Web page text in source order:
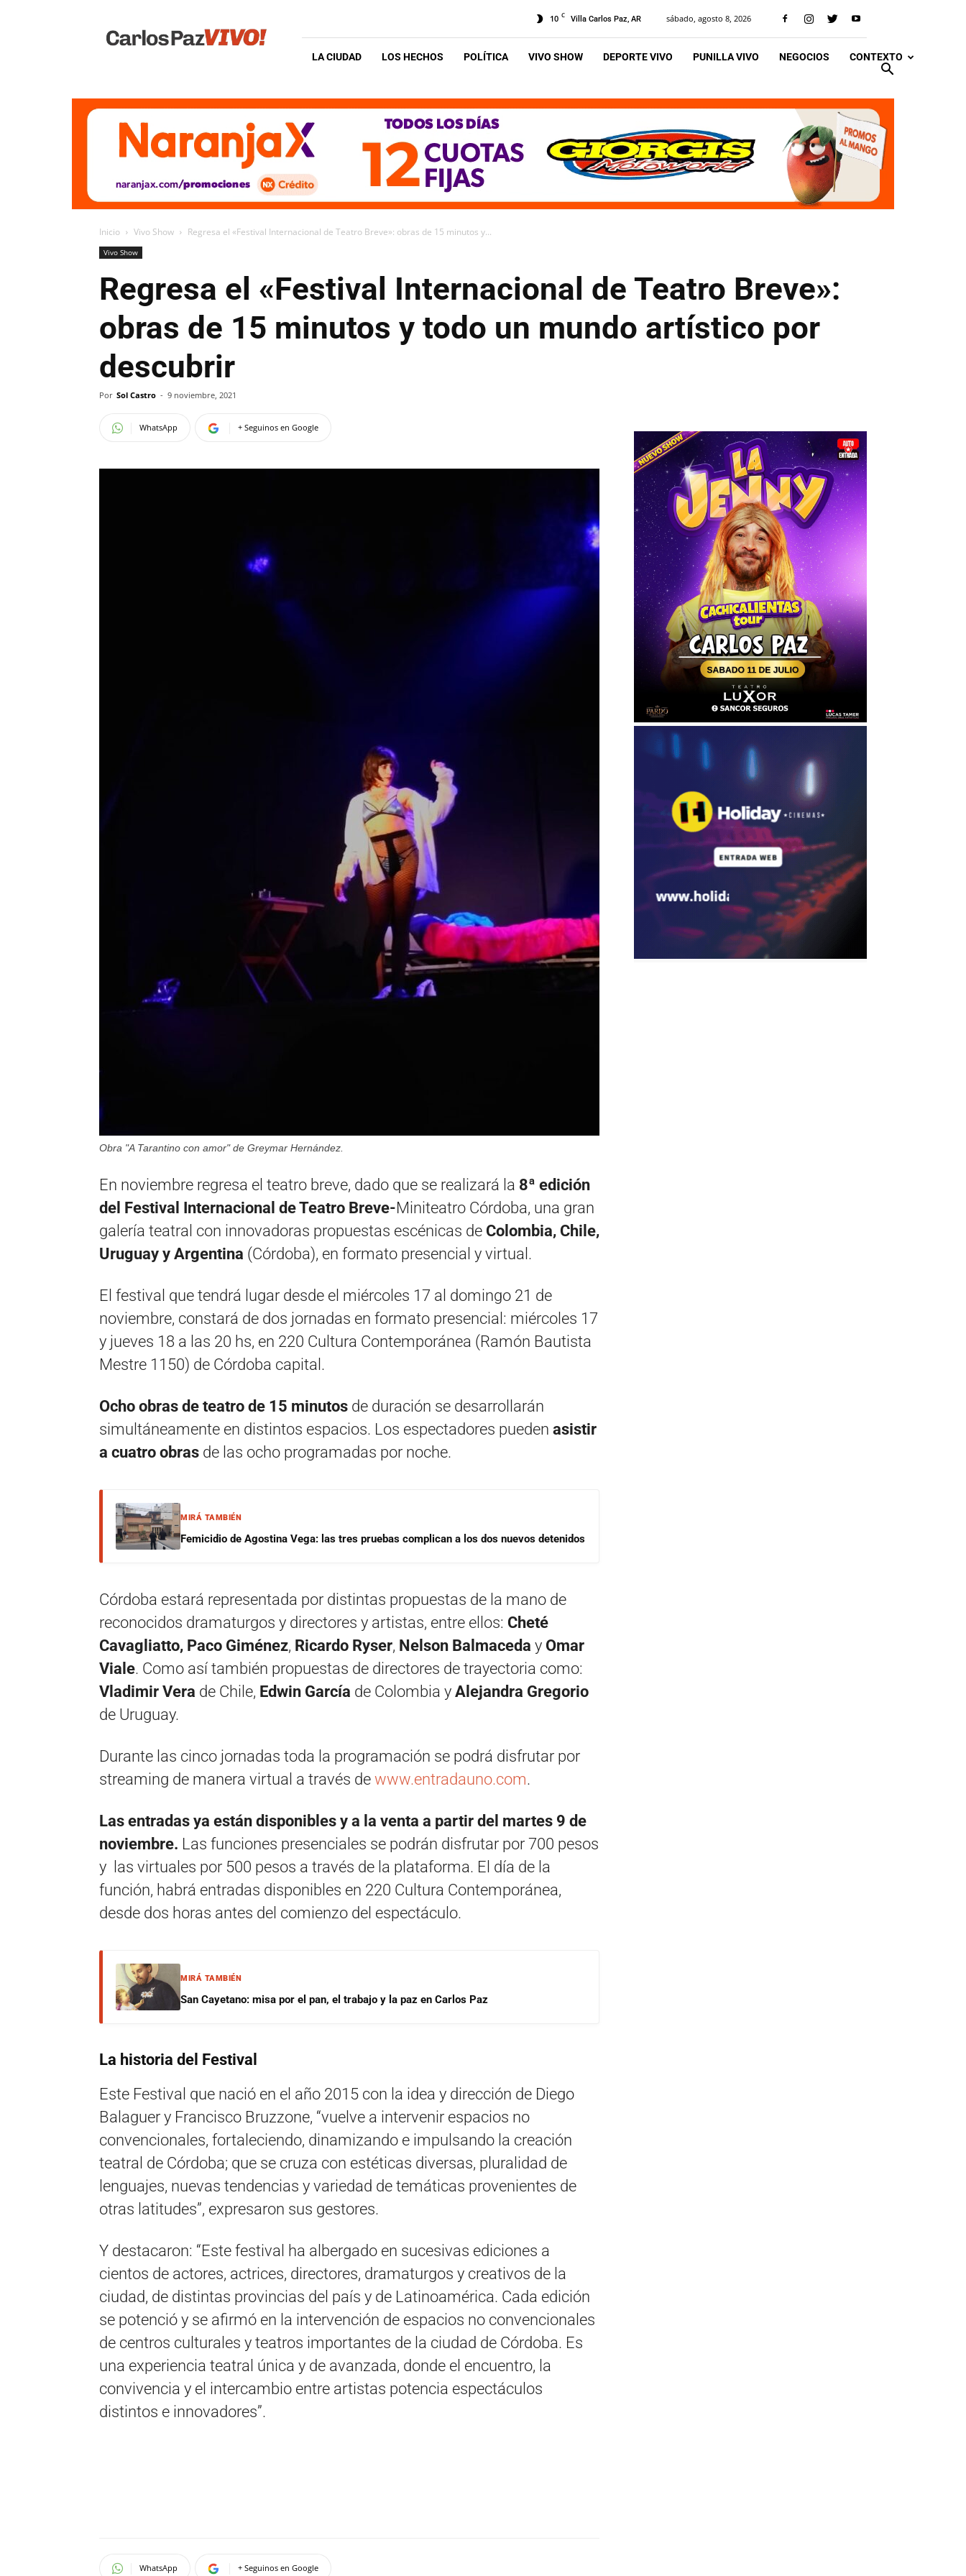
Vivo
10 C Villa Carlos Paz, AR sábado, agosto 8, 2026
LA CIUDAD LOS HECHOS POLÍTICA VIVO SHOW DEPORTE VIVO PUNILLA VIVO NEGOCIOS CONTEXTO
Inicio Vivo Show Regresa el «Festival Internacional de Teatro Breve»: obras de 15 minutos y...
Vivo Show
Regresa el «Festival Internacional de Teatro Breve»:
obras de 15 minutos y todo un mundo artístico por
descubrir
Por Sol Castro - 9 noviembre, 2021
WhatsApp + Seguinos en Google
Obra "A Tarantino con amor" de Greymar Hernández.
En noviembre regresa el teatro breve, dado que se realizará la 8ª edición
del Festival Internacional de Teatro Breve-Miniteatro Córdoba, una gran
galería teatral con innovadoras propuestas escénicas de Colombia, Chile,
Uruguay y Argentina (Córdoba), en formato presencial y virtual.
El festival que tendrá lugar desde el miércoles 17 al domingo 21 de
noviembre, constará de dos jornadas en formato presencial: miércoles 17
y jueves 18 a las 20 hs, en 220 Cultura Contemporánea (Ramón Bautista
Mestre 1150) de Córdoba capital.
Ocho obras de teatro de 15 minutos de duración se desarrollarán
simultáneamente en distintos espacios. Los espectadores pueden asistir
a cuatro obras de las ocho programadas por noche.
MIRÁ TAMBIÉN
Femicidio de Agostina Vega: las tres pruebas complican a los dos nuevos detenidos
Córdoba estará representada por distintas propuestas de la mano de
reconocidos dramaturgos y directores y artistas, entre ellos: Cheté
Cavagliatto, Paco Giménez, Ricardo Ryser, Nelson Balmaceda y Omar
Viale. Como así también propuestas de directores de trayectoria como:
Vladimir Vera de Chile, Edwin García de Colombia y Alejandra Gregorio
de Uruguay.
Durante las cinco jornadas toda la programación se podrá disfrutar por
streaming de manera virtual a través de www.entradauno.com.
Las entradas ya están disponibles y a la venta a partir del martes 9 de
noviembre. Las funciones presenciales se podrán disfrutar por 700 pesos
y las virtuales por 500 pesos a través de la plataforma. El día de la
función, habrá entradas disponibles en 220 Cultura Contemporánea,
desde dos horas antes del comienzo del espectáculo.
MIRÁ TAMBIÉN
San Cayetano: misa por el pan, el trabajo y la paz en Carlos Paz
La historia del Festival
Este Festival que nació en el año 2015 con la idea y dirección de Diego
Balaguer y Francisco Bruzzone, “vuelve a intervenir espacios no
convencionales, fortaleciendo, dinamizando e impulsando la creación
teatral de Córdoba; que se cruza con estéticas diversas, pluralidad de
lenguajes, nuevas tendencias y variedad de temáticas provenientes de
otras latitudes”, expresaron sus gestores.
Y destacaron: “Este festival ha albergado en sucesivas ediciones a
cientos de actores, actrices, directores, dramaturgos y creativos de la
ciudad, de distintas provincias del país y de Latinoamérica. Cada edición
se potenció y se afirmó en la intervención de espacios no convencionales
de centros culturales y teatros importantes de la ciudad de Córdoba. Es
una experiencia teatral única y de avanzada, donde el encuentro, la
convivencia y el intercambio entre artistas potencia espectáculos
distintos e innovadores”.
WhatsApp + Seguinos en Google